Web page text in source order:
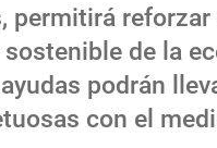
reforzar
de la
podrán
con el